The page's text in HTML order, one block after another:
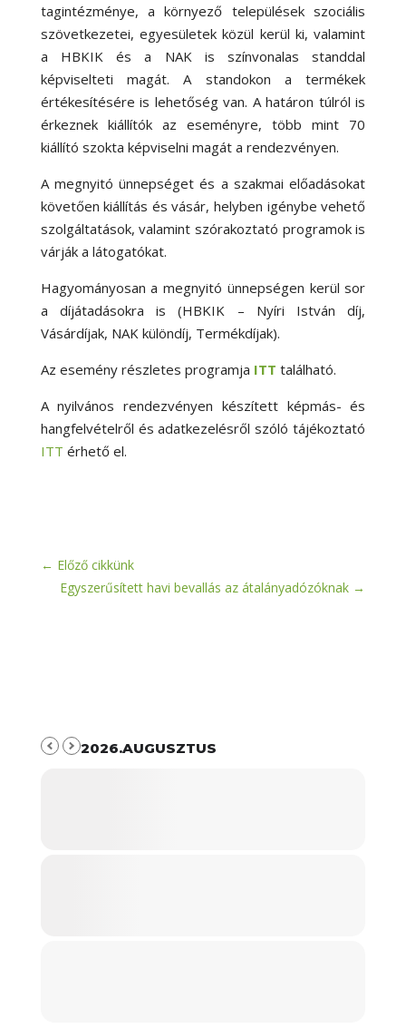
tagintézménye, a környező települések szociális
szövetkezetei, egyesületek közül kerül ki, valamint
a HBKIK és a NAK is színvonalas standdal
képviselteti magát. A standokon a termékek
értékesítésére is lehetőség van. A határon túlról is
érkeznek kiállítók az eseményre, több mint 70
kiállító szokta képviselni magát a rendezvényen.
A megnyitó ünnepséget és a szakmai előadásokat
követően kiállítás és vásár, helyben igénybe vehető
szolgáltatások, valamint szórakoztató programok is
várják a látogatókat.
Hagyományosan a megnyitó ünnepségen kerül sor
a díjátadásokra is (HBKIK – Nyíri István díj,
Vásárdíjak, NAK különdíj, Termékdíjak).
Az esemény részletes programja ITT található.
A nyilvános rendezvényen készített képmás- és
hangfelvételről és adatkezelésről szóló tájékoztató
ITT érhető el.
← Előző cikkünk
Egyszerűsített havi bevallás az átalányadózóknak →
2026.AUGUSZTUS